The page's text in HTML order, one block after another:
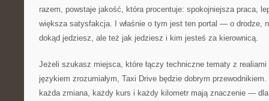
razem, powstaje jakość, która procentuje: spokojniejsza praca,
większa satysfakcja. I właśnie o tym jest ten portal — o drodze,
dokąd jedziesz, ale też jak jedziesz i kim jesteś za kierownicą.
Jeżeli szukasz miejsca, które łączy techniczne tematy z
językiem zrozumiałym, Taxi Drive będzie dobrym
każda zmiana, każdy kurs i każdy kilometr mają znaczenie —